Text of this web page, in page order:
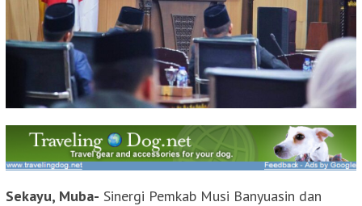
Sekayu, Muba- Sinergi Pemkab Musi Banyuasin dan